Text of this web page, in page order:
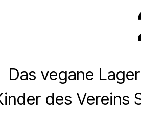
Das vegane
des Vereins